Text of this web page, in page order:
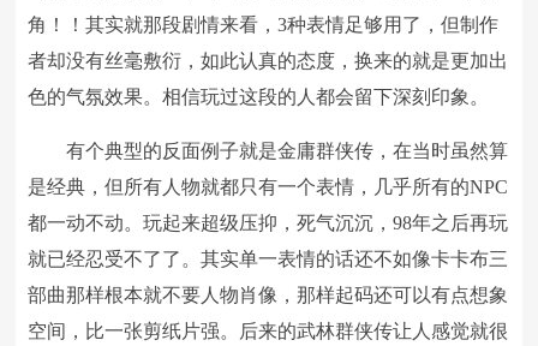
角！！其实就那段剧情来看，3种表情足够用了，但制作
者却没有丝毫敷衍，如此认真的态度，换来的就是更加出
色的气氛效果。相信玩过这段的人都会留下深刻印象。
有个典型的反面例子就是金庸群侠传，在当时虽然算
是经典，但所有人物就都只有一个表情，几乎所有的NPC
都一动不动。玩起来超级压抑，死气沉沉，98年之后再玩
就已经忍受不了了。其实单一表情的话还不如像卡卡布三
部曲那样根本就不要人物肖像，那样起码还可以有点想象
空间，比一张剪纸片强。后来的武林群侠传让人感觉就很